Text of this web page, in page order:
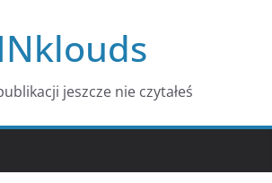
jeszcze nie czytałeś